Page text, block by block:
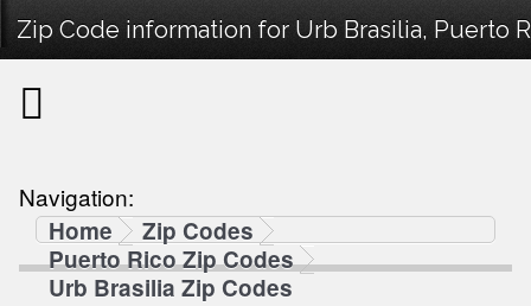
Zip Code information for Urb Brasilia, Puerto
Navigation:
Home
Zip Codes
Puerto Rico Zip Codes
Urb Brasilia Zip Codes